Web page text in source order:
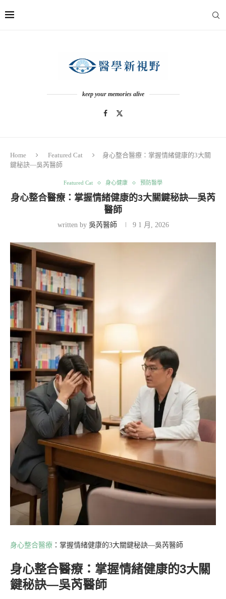
keep your memories alive
Home Featured Cat
身心整合醫療：掌握情緒健康的3大關
鍵秘訣—吳芮醫師
Featured Cat 身心健康 預防醫學
身心整合醫療：掌握情緒健康的3大關鍵秘訣—吳芮
醫師
written by 吳芮醫師 9 1 月, 2026
身心整合醫療 ：掌握情緒健康的3大關鍵秘訣—吳芮醫師
身心整合醫療：掌握情緒健康的3大關
鍵秘訣—吳芮醫師